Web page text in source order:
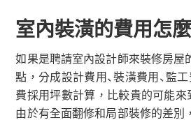
室內裝潢的費用怎
如果是聘請室內設計師來裝修房屋
點，分成設計費用、裝潢費用、監
費採用坪數計算，比較貴的可能來
由於有全面翻修和局部裝修的差別